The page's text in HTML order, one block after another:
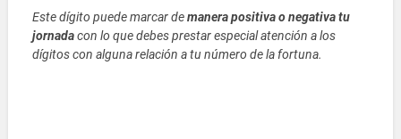
Este dígito puede marcar demanera positiva o negativa tu
jornadacon lo que debes prestar especial atención a los
dígitos con alguna relación a tu número de la fortuna.